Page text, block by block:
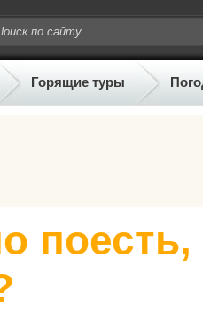
Горящие туры